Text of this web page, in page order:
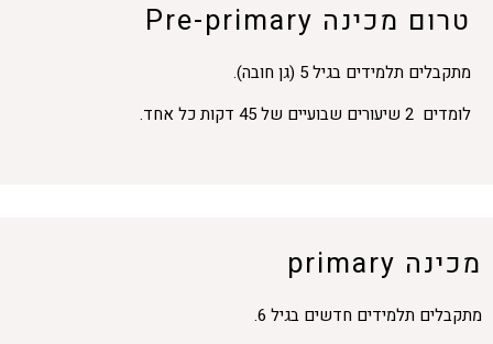
טרום מכינה Pre-primary
מתקבלים תלמידים בגיל 5 (גן חובה).
לומדים 2 שיעורים שבועיים של 45 דקות כל אחד.
מכינה primary
מתקבלים תלמידים חדשים בגיל 6.